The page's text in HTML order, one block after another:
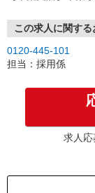
この求人に関す
0120-445-101
担当：採用係
求人